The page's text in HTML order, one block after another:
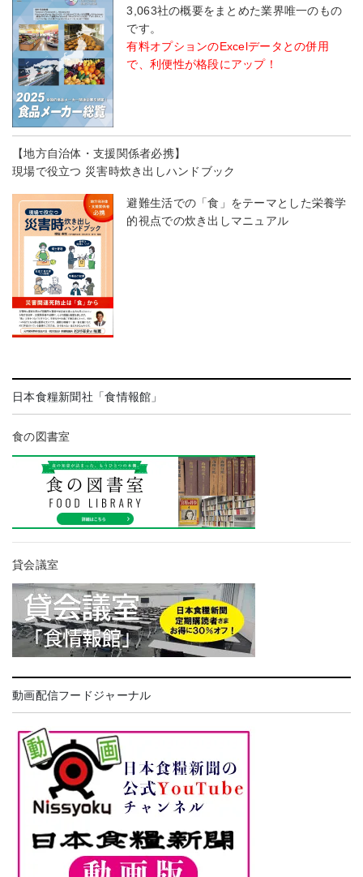
3,063社の概要をまとめた業界唯一のもの
です。
有料オプションのExcelデータとの併用
で、利便性が格段にアップ！
【地方自治体・支援関係者必携】
現場で役立つ 災害時炊き出しハンドブック
避難生活での「食」をテーマとした栄養学
的視点での炊き出しマニュアル
日本食糧新聞社「食情報館」
食の図書室
貸会議室
動画配信フードジャーナル